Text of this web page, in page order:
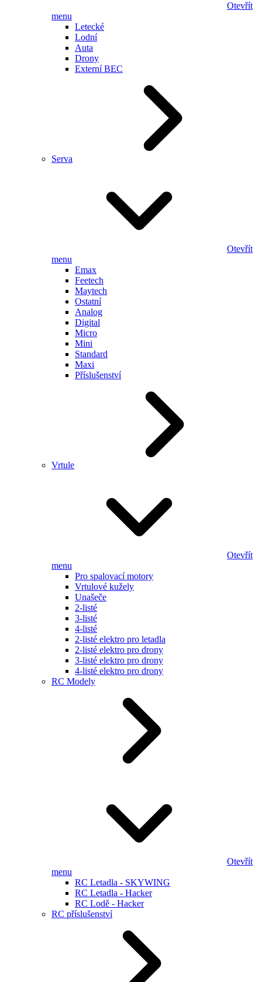
Otevřít
menu
Letecké
Lodní
Auta
Drony
Externí BEC
Serva
Otevřít
menu
Emax
Feetech
Maytech
Ostatní
Analog
Digital
Micro
Mini
Standard
Maxi
Příslušenství
Vrtule
Otevřít
menu
Pro spalovací motory
Vrtulové kužely
Unašeče
2-listé
3-listé
4-listé
2-listé elektro pro letadla
2-listé elektro pro drony
3-listé elektro pro drony
4-listé elektro pro drony
RC Modely
Otevřít
menu
RC Letadla - SKYWING
RC Letadla - Hacker
RC Lodě - Hacker
RC příslušenství